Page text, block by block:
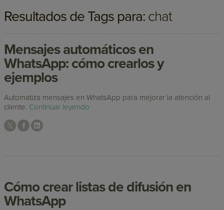
Resultados de Tags para: chat
Mensajes automáticos en
WhatsApp: cómo crearlos y
ejemplos
Automatiza mensajes en WhatsApp para mejorar la atención al
cliente. Continuar leyendo
Cómo crear listas de difusión en
WhatsApp